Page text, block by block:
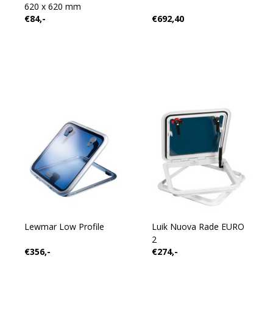
620 x 620 mm
€84,-
€692,40
Lewmar Low Profile
€356,-
Luik Nuova Rade EURO
2
€274,-